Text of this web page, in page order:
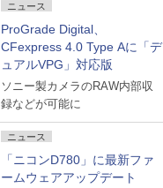
ニュース
ProGrade Digital、
CFexpress 4.0 Type Aに「デ
ュアルVPG」対応版
ソニー製カメラのRAW内部収
録などが可能に
ニュース
「ニコンD780」に最新ファ
ームウェアアップデート